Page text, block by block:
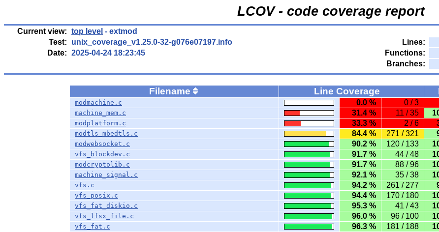
LCOV - code coverage report
Current view: top level - extmod
Test: unix_coverage_v1.25.0-32-g076e07197.info Lines:
Date: 2025-04-24 18:23:45 Functions:
Branches:
Filename Line Coverage
modmachine.c 0.0 % 0 / 3
machine_mem.c 31.4 % 11 / 35
modplatform.c 33.3 % 2 / 6
modtls_mbedtls.c 84.4 % 271 / 321
modwebsocket.c 90.2 % 120 / 133
vfs_blockdev.c 91.7 % 44 / 48
modcryptolib.c 91.7 % 88 / 96
machine_signal.c 92.1 % 35 / 38
vfs.c 94.2 % 261 / 277
vfs_posix.c 94.4 % 170 / 180
vfs_fat_diskio.c 95.3 % 41 / 43
vfs_lfsx_file.c 96.0 % 96 / 100
vfs_fat.c 96.3 % 181 / 188